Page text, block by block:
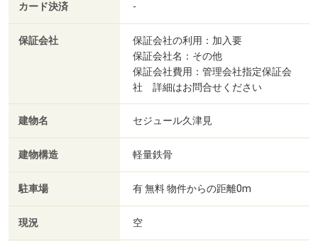
カード決済 -
保証会社
保証会社の利用：加入要
保証会社名：その他
保証会社費用：管理会社指定保証会
社 詳細はお問合せください
建物名 セジュール久津見
建物構造 軽量鉄骨
駐車場 有 無料 物件からの距離0m
現況 空